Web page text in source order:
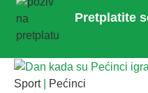
Pretplatite
Sport|
Pećinci